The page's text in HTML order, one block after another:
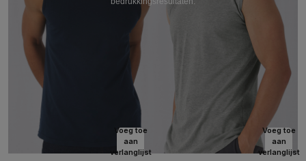
Voeg toe
aan
verlanglijst
Voeg toe
aan
verlanglijst